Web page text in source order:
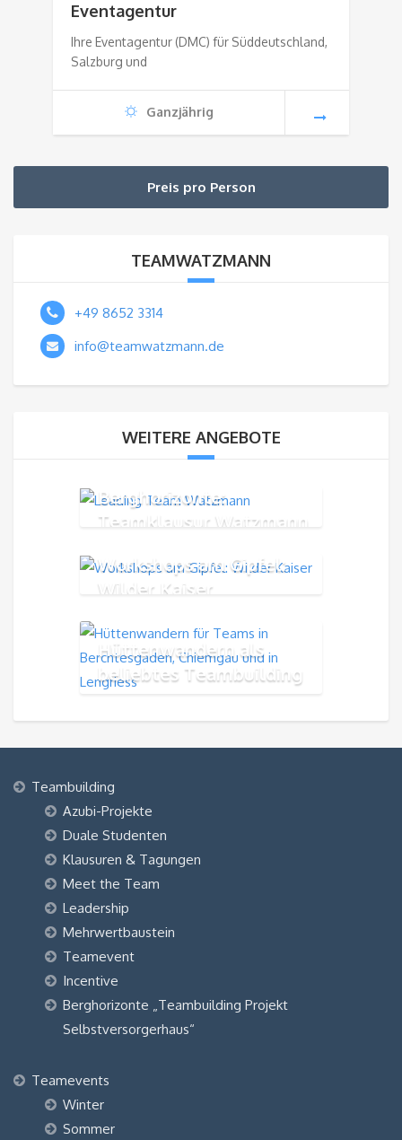
Eventagentur
Ihre Eventagentur (DMC) für Süddeutschland,
Salzburg und
Ganzjährig
Preis pro Person
TEAMWATZMANN
+49 8652 3314
info@teamwatzmann.de
WEITERE ANGEBOTE
Berghorizonte:
Teamklausur Watzmann
Workshops am Gipfel:
Wilder Kaiser
Hüttenwandern als
beliebtes Teambuilding
Teambuilding
Azubi-Projekte
Duale Studenten
Klausuren & Tagungen
Meet the Team
Leadership
Mehrwertbaustein
Teamevent
Incentive
Berghorizonte „Teambuilding Projekt
Selbstversorgerhaus“
Teamevents
Winter
Sommer